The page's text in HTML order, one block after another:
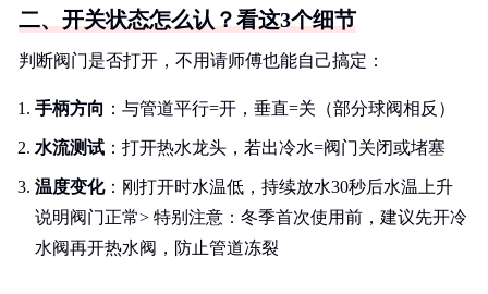
二、开关状态怎么认？看这3个细节
判断阀门是否打开，不用请师傅也能自己搞定：
手柄方向 ：与管道平行=开，垂直=关（部分球阀相反）
水流测试 ：打开热水龙头，若出冷水=阀门关闭或堵塞
温度变化：刚打开时水温低，持续放水30秒后水温上升
说明阀门正常> 特别注意：冬季首次使用前，建议先开冷
水阀再开热水阀，防止管道冻裂